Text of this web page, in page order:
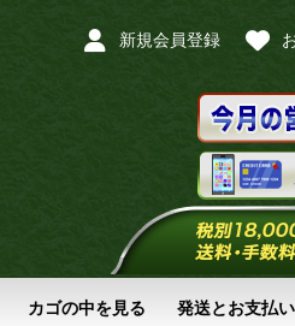
新規会員登録
カゴの中を見る 発送とお支払い